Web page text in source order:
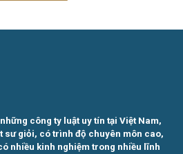
công ty luật uy tín tại Việt Nam,
sư giỏi, có trình độ chuyên môn cao,
nhiều kinh nghiệm trong nhiều lĩnh